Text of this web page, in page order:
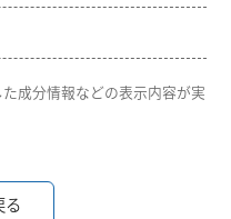
成分情報などの表示内容が実
る